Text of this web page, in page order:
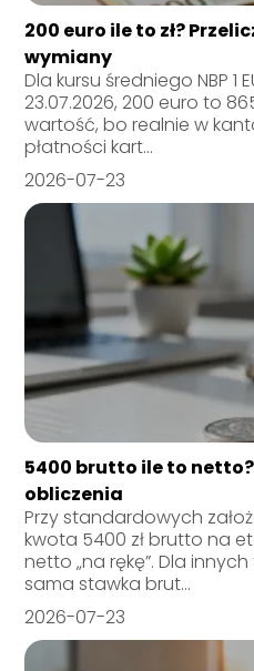
200 euro ile to zł?
wymiany
Dla kursu średniego NBP 1
23.07.2026, 200 euro to
wartość, bo realnie w
płatności kart...
2026-07-23
5400 brutto ile to
obliczenia
Przy standardowych
kwota 5400 zł brutto na
netto „na rękę”. Dla
sama stawka brut...
2026-07-23